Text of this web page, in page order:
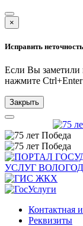
×
Исправить неточность
Если Вы заметили
нажмите Ctrl+Enter
Закрыть
Контактная
Реквизиты